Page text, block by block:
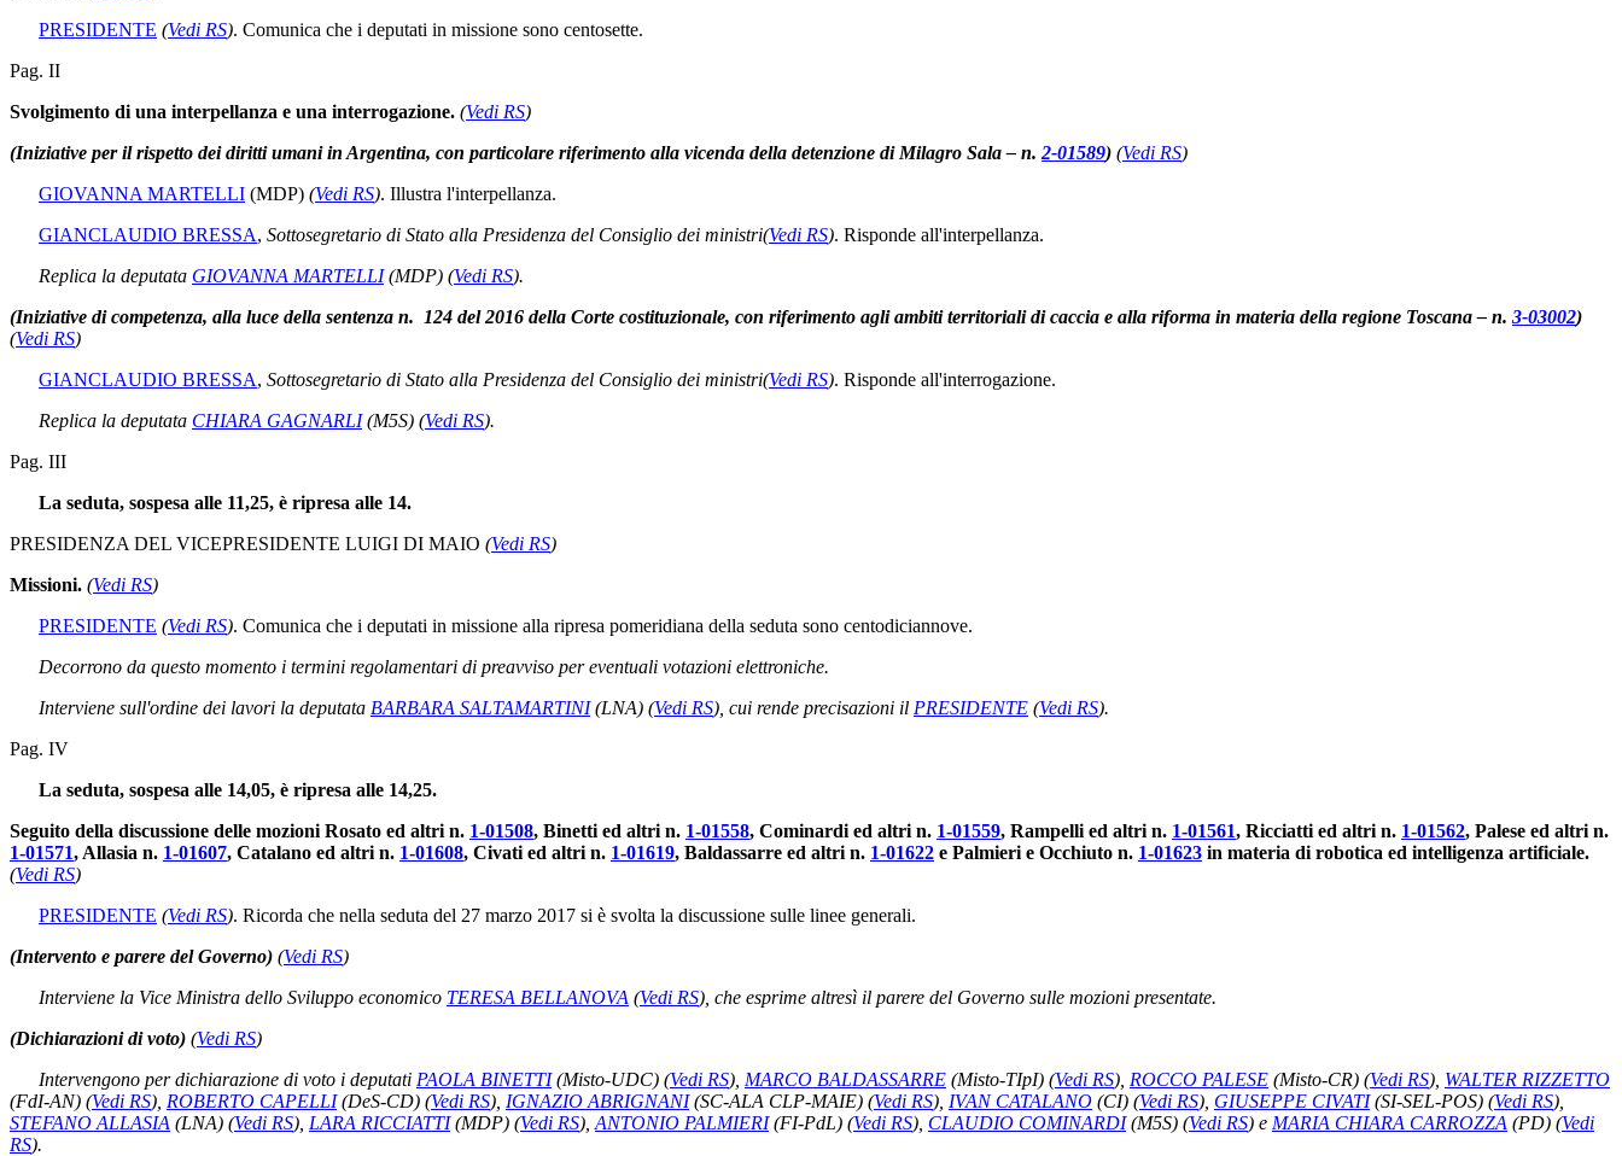
PRESIDENTE (Vedi RS). Comunica che i deputati in missione sono centosette.
Pag. II
Svolgimento di una interpellanza e una interrogazione. (Vedi RS)
(Iniziative per il rispetto dei diritti umani in Argentina, con particolare riferimento alla vicenda della detenzione di Milagro Sala – n. 2-01589) (Vedi RS)
GIOVANNA MARTELLI (MDP) (Vedi RS). Illustra l'interpellanza.
GIANCLAUDIO BRESSA, Sottosegretario di Stato alla Presidenza del Consiglio dei ministri(Vedi RS). Risponde all'interpellanza.
Replica la deputata GIOVANNA MARTELLI(MDP) (Vedi RS).
(Iniziative di competenza, alla luce della sentenza n. 124 del 2016 della Corte costituzionale, con riferimento agli ambiti territoriali di caccia e alla riforma in materia della regione Toscana – n. 3-03002)
(Vedi RS)
GIANCLAUDIO BRESSA, Sottosegretario di Stato alla Presidenza del Consiglio dei ministri(Vedi RS). Risponde all'interrogazione.
Replica la deputata CHIARA GAGNARLI(M5S) (Vedi RS).
Pag. III
La seduta, sospesa alle 11,25, è ripresa alle 14.
PRESIDENZA DEL VICEPRESIDENTE LUIGI DI MAIO (Vedi RS)
Missioni. (Vedi RS)
PRESIDENTE (Vedi RS). Comunica che i deputati in missione alla ripresa pomeridiana della seduta sono centodiciannove.
Decorrono da questo momento i termini regolamentari di preavviso per eventuali votazioni elettroniche.
Interviene sull'ordine dei lavori la deputata BARBARA SALTAMARTINI(LNA) (Vedi RS) , cui rende precisazioni il PRESIDENTE (Vedi RS).
Pag. IV
La seduta, sospesa alle 14,05, è ripresa alle 14,25.
Seguito della discussione delle mozioni Rosato ed altri n. 1-01508, Binetti ed altri n. 1-01558, Cominardi ed altri n. 1-01559, Rampelli ed altri n. 1-01561, Ricciatti ed altri n. 1-01562, Palese ed altri n.
1-01571, Allasia n. 1-01607, Catalano ed altri n. 1-01608, Civati ed altri n. 1-01619, Baldassarre ed altri n. 1-01622 e Palmieri e Occhiuto n. 1-01623 in materia di robotica ed intelligenza artificiale.
(Vedi RS)
PRESIDENTE (Vedi RS). Ricorda che nella seduta del 27 marzo 2017 si è svolta la discussione sulle linee generali.
(Intervento e parere del Governo) (Vedi RS)
Interviene la Vice Ministra dello Sviluppo economico TERESA BELLANOVA (Vedi RS) , che esprime altresì il parere del Governo sulle mozioni presentate.
(Dichiarazioni di voto) (Vedi RS)
Intervengono per dichiarazione di voto i deputati PAOLA BINETTI(Misto-UDC) (Vedi RS) MARCO BALDASSARRE (Misto-TIpI) (Vedi RS) ROCCO PALESE (Misto-CR) (Vedi RS) WALTER RIZZETTO
(FdI-AN) (Vedi RS) ROBERTO CAPELLI(DeS-CD) (Vedi RS) IGNAZIO ABRIGNANI(SC-ALA CLP-MAIE) (Vedi RS) IVAN CATALANO (CI) (Vedi RS) GIUSEPPE CIVATI(SI-SEL-POS) (Vedi RS)
STEFANO ALLASIA (LNA) (Vedi RS) LARA RICCIATTI(MDP) (Vedi RS) ANTONIO PALMIERI(FI-PdL) (Vedi RS) CLAUDIO COMINARDI(M5S) (Vedi RS) e MARIA CHIARA CARROZZA (PD) (Vedi
RS).